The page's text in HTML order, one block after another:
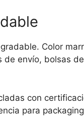
Color
envío, bolsas
con
para